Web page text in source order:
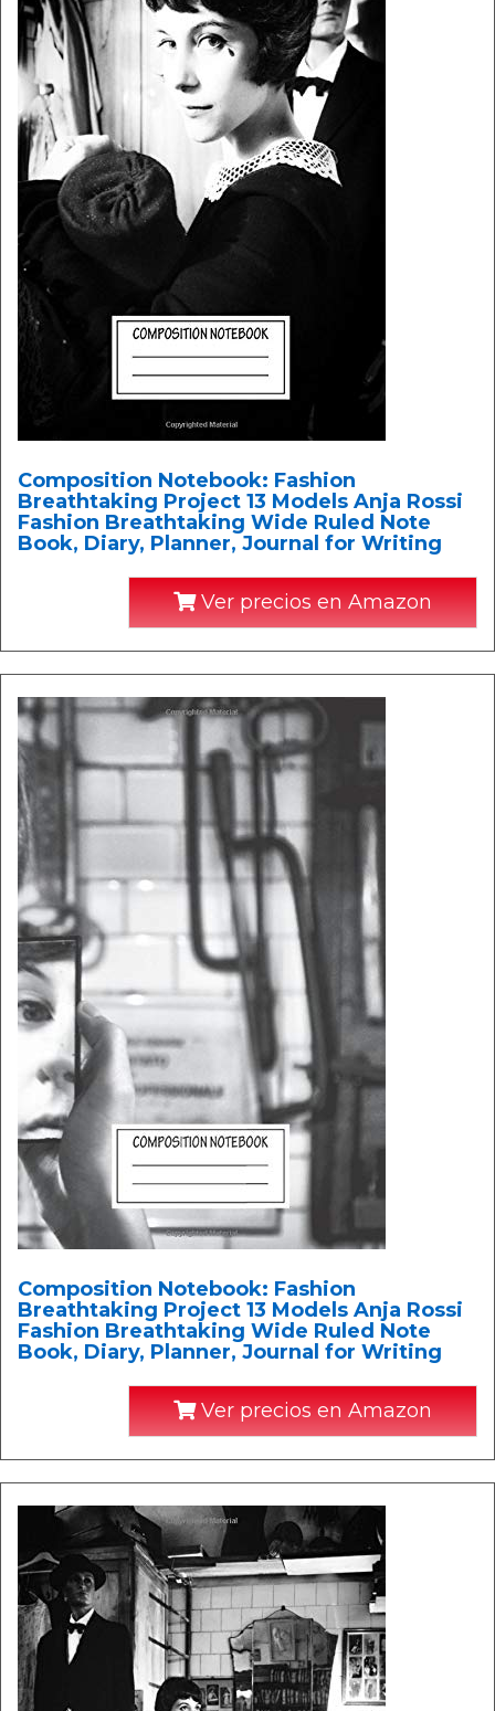
Composition Notebook: Fashion
Breathtaking Project 13 Models Anja Rossi
Fashion Breathtaking Wide Ruled Note
Book, Diary, Planner, Journal for Writing
Ver precios en Amazon
Composition Notebook: Fashion
Breathtaking Project 13 Models Anja Rossi
Fashion Breathtaking Wide Ruled Note
Book, Diary, Planner, Journal for Writing
Ver precios en Amazon